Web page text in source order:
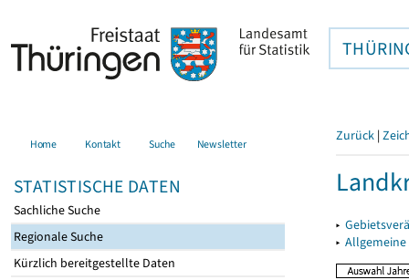
Home Kontakt Suche Newsletter
STATISTISCHE DATEN
Sachliche Suche
Regionale Suche
Kürzlich bereitgestellte Daten
Zurück |
▸
▸